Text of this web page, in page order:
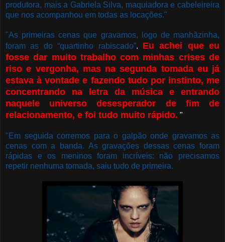
produtora, mais a Gabriela Silva, maquiadora e cabeleireira
que nos acompanhou em todas as locações."
"As primeiras cenas que gravamos, logo de manhãzinha,
foram as do “quartinho rabiscado”. Eu achei que eu
fosse dar muito trabalho com minhas crises de
riso e vergonha, mas na segunda tomada eu já
estava à vontade e fazendo tudo por instinto, me
concentrando na letra da música e entrando
naquele universo desesperador de fim de
relacionamento, e foi tudo muito rápido. "
"Em seguida corremos para o galpão onde gravamos as
cenas com a banda. As gravações dessas cenas foram
rápidas e os meninos foram incríveis: não precisamos
repetir nenhuma tomada, saiu tudo de primeira.